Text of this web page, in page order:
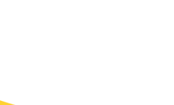
mogelijk heeft gemaakt, dan